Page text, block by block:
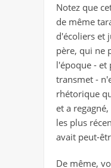
Notez que
de même
d'écoliers et
père, qui ne
l'époque - et
transmet -
rhétorique
et a
les plus
avait peut-
De même,